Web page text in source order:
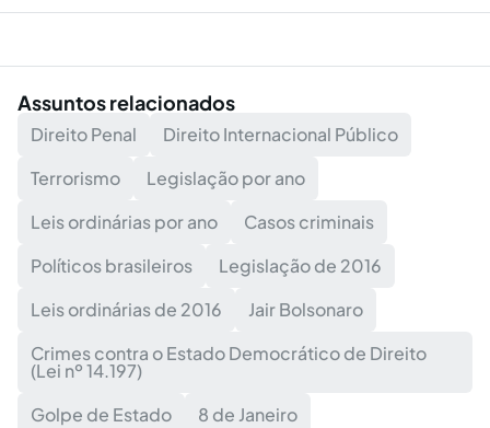
Assuntos relacionados
Direito Penal
Direito Internacional Público
Terrorismo
Legislação por ano
Leis ordinárias por ano
Casos criminais
Políticos brasileiros
Legislação de 2016
Leis ordinárias de 2016
Jair Bolsonaro
Crimes contra o Estado Democrático de Direito
(Lei nº 14.197)
Golpe de Estado
8 de Janeiro